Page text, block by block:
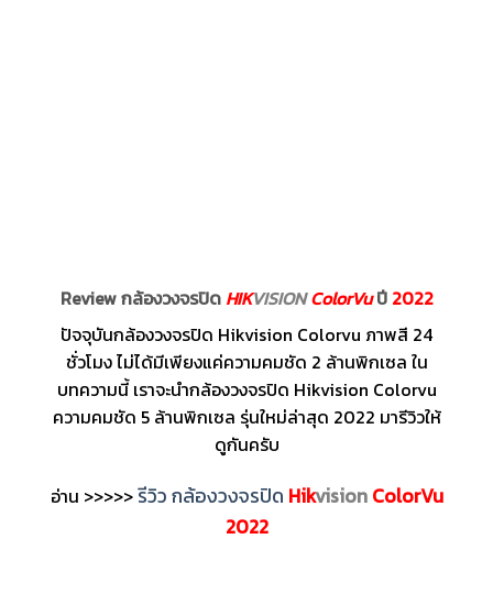
Review กล้องวงจรปิด HIKVISIONColorVuปี 2022
ปัจจุบันกล้องวงจรปิด Hikvision Colorvu ภาพสี 24
ชั่วโมง ไม่ได้มีเพียงแค่ความคมชัด 2 ล้านพิกเซล ใน
บทความนี้ เราจะนำกล้องวงจรปิด Hikvision Colorvu
ความคมชัด 5 ล้านพิกเซล รุ่นใหม่ล่าสุด 2022 มารีวิวให้
ดูกันครับ
อ่าน >>>>>รีวิว กล้องวงจรปิด Hikvision ColorVu
2022